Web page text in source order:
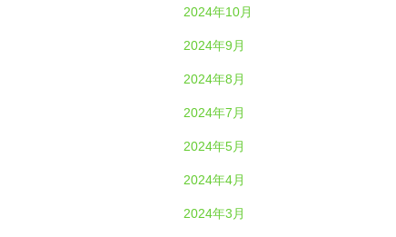
2024年10月
2024年9月
2024年8月
2024年7月
2024年5月
2024年4月
2024年3月